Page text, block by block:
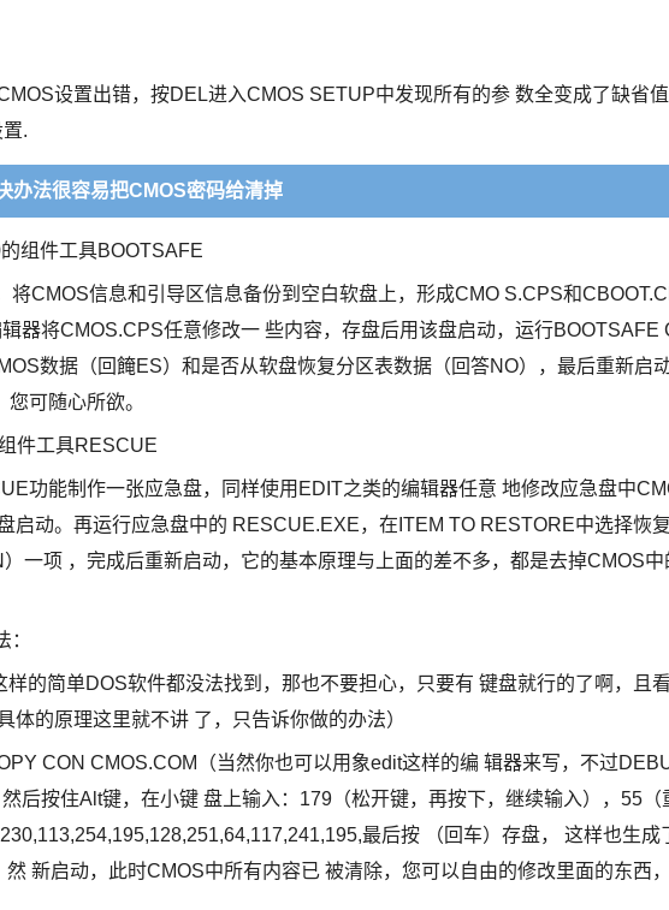
设置出错，按DEL进入CMOS SETUP中发现所有的参 数全变成了缺省
.
办法很容易把CMOS密码给清掉
组件工具BOOTSAFE
将CMOS信息和引导区信息备份到空白软盘上，形成CMO S.CPS和
器将CMOS.CPS任意修改一 些内容，存盘后用该盘启动，运行BOOTSAFE
数据（回餣ES）和是否从软盘恢复分区表数据（回答NO），最后重新启
可随心所欲。
件工具RESCUE
功能制作一张应急盘，同样使用EDIT之类的编辑器任意 地修改应急盘中
启动。再运行应急盘中的 RESCUE.EXE，在ITEM TO RESTORE中选择恢
）一项 ，完成后重新启动，它的基本原理与上面的差不多，都是去掉CMOS
的简单DOS软件都没法找到，那也不要担心，只要有 键盘就行的了啊，且
体的原理这里就不讲 了，只告诉你做的办法）
CON CMOS.COM（当然你也可以用象edit这样的编 辑器来写，不过
后按住Alt键，在小键 盘上输入：179（松开键，再按下，继续输入），55（
最后按 （回车）存盘， 这样也生成
新启动，此时CMOS中所有内容已 被清除，您可以自由的修改里面的东西